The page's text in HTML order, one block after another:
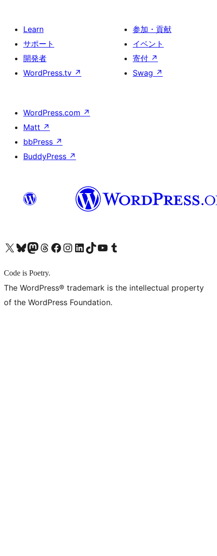
Learn
サポート
開発者
WordPress.tv ↗
参加・貢献
イベント
寄付 ↗
Swag ↗
WordPress.com ↗
Matt ↗
bbPress ↗
BuddyPress ↗
X (旧 Twitter) アカウントへBluesky アカウントへMastodon アカウントへThreads アカウントへ Facebook ページへInstagram アカウントへ LinkedIn アカウントへTikTok アカウントへYouTube チャンネルへ Tumblr アカウントへ
Code is Poetry.
The WordPress® trademark is the intellectual property
of the WordPress Foundation.